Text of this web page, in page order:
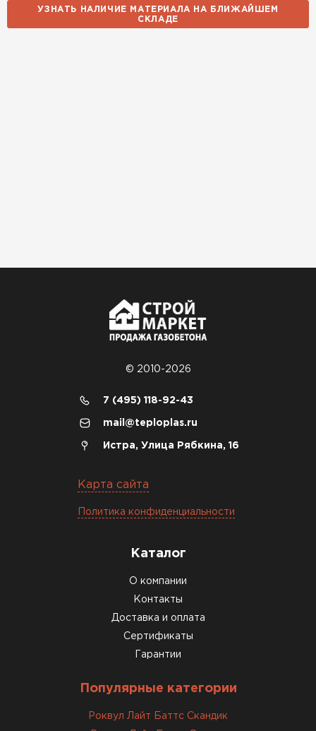
УЗНАТЬ НАЛИЧИЕ МАТЕРИАЛА НА БЛИЖАЙШЕМ
СКЛАДЕ
© 2010-2026
7 (495) 118-92-43
mail@teploplas.ru
Истра, Улица Рябкина, 16
Карта сайта
Политика конфиденциальности
Каталог
О компании
Контакты
Доставка и оплата
Сертификаты
Гарантии
Популярные категории
Роквул Лайт Баттс Скандик